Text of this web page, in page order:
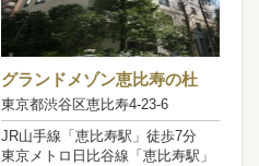
グランドメゾン恵比寿の杜
東京都渋谷区恵比寿4-23-6
JR山手線「恵比寿駅」徒歩7分
東京メトロ日比谷線「恵比寿駅」